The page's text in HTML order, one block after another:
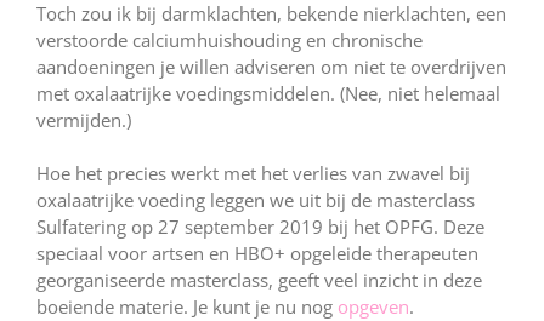
Toch zou ik bij darmklachten, bekende nierklachten, een
verstoorde calciumhuishouding en chronische
aandoeningen je willen adviseren om niet te overdrijven
met oxalaatrijke voedingsmiddelen. (Nee, niet helemaal
vermijden.)
Hoe het precies werkt met het verlies van zwavel bij
oxalaatrijke voeding leggen we uit bij de masterclass
Sulfatering op 27 september 2019 bij het OPFG. Deze
speciaal voor artsen en HBO+ opgeleide therapeuten
georganiseerde masterclass, geeft veel inzicht in deze
boeiende materie. Je kunt je nu nog opgeven.